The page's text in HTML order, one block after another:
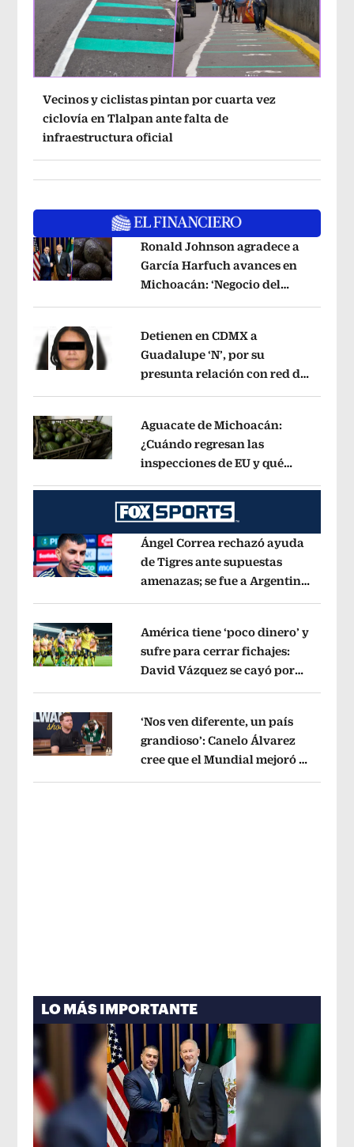
Vecinos y ciclistas pintan por cuarta vez
ciclovía en Tlalpan ante falta de
infraestructura oficial
Opens in new window
Ronald Johnson agradece a
García Harfuch avances en
Michoacán: ‘Negocio del
Opens in new window
Detienen en CDMX a
Guadalupe ‘N’, por su
presunta relación con red de
Opens in new window
Aguacate de Michoacán:
¿Cuándo regresan las
inspecciones de EU y qué
Opens in new window
Ángel Correa rechazó ayuda
de Tigres ante supuestas
amenazas; se fue a Argentina
Opens in new window
América tiene ‘poco dinero’ y
sufre para cerrar fichajes:
David Vázquez se cayó por
Opens in new window
‘Nos ven diferente, un país
grandioso’: Canelo Álvarez
cree que el Mundial mejoró la
LO MÁS IMPORTANTE